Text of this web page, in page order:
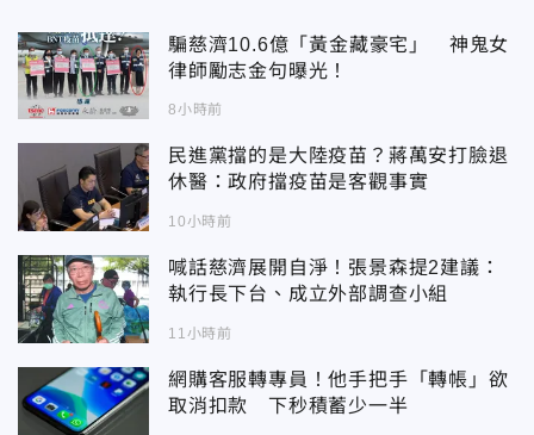
騙慈濟10.6億「黃金藏豪宅」 神鬼女
律師勵志金句曝光！
8小時前
民進黨擋的是大陸疫苗？蔣萬安打臉退
休醫：政府擋疫苗是客觀事實
10小時前
喊話慈濟展開自淨！張景森提2建議：
執行長下台、成立外部調查小組
11小時前
網購客服轉專員！他手把手「轉帳」欲
取消扣款 下秒積蓄少一半